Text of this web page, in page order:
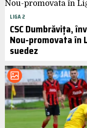
LIGA 2
CSC Dumbrăvița,
Nou-promovata în
suedez